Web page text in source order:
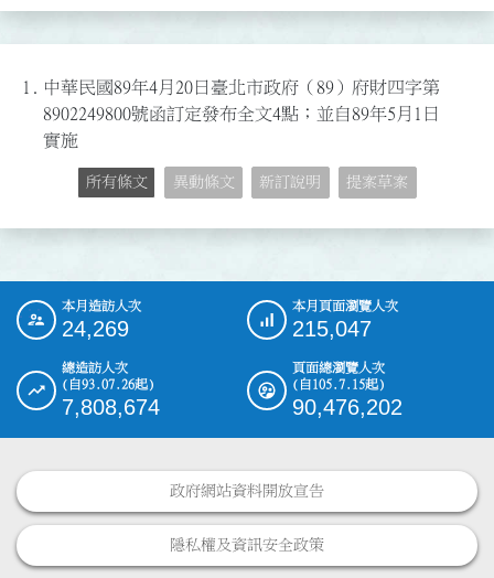
1. 中華民國89年4月20日臺北市政府（89）府財四字第
8902249800號函訂定發布全文4點；並自89年5月1日
實施
所有條文 異動條文 新訂說明 提案草案
::: 本月造訪人次
24,269
本月頁面瀏覽人次
215,047
總造訪人次
(自93.07.26起)
7,808,674
頁面總瀏覽人次
(自105.7.15起)
90,476,202
政府網站資料開放宣告
隱私權及資訊安全政策